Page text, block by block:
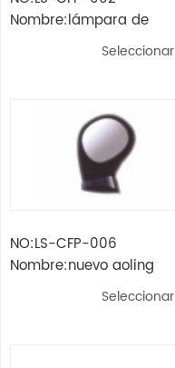
Nombre:lámpara de
esquina aoling (amarilla,
Seleccionar
NO:LS-CFP-006
Nombre:nuevo aoling
leafage board espejo
Seleccionar